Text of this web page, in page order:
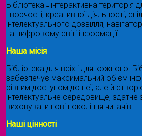
Бібліотека ˗ інтерактивна територія
творчості, креативної діяльності,
інтелектуального дозвілля,
та цифровому світі інформації.
Наша місія
Бібліотека для всіх і для кожного.
забезпечує максимальний об'єм
рівним доступом до неї, але й
інтелектуальне середовище, здатне
виховувати нові покоління читачів.
Наші цінності